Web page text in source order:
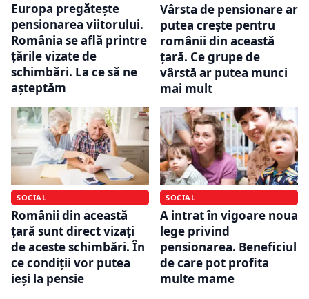
Europa pregătește
pensionarea viitorului.
România se află printre
țările vizate de
schimbări. La ce să ne
așteptăm
Vârsta de pensionare ar
putea crește pentru
românii din această
țară. Ce grupe de
vârstă ar putea munci
mai mult
SOCIAL
Românii din această
țară sunt direct vizați
de aceste schimbări. În
ce condiții vor putea
ieși la pensie
SOCIAL
A intrat în vigoare noua
lege privind
pensionarea. Beneficiul
de care pot profita
multe mame